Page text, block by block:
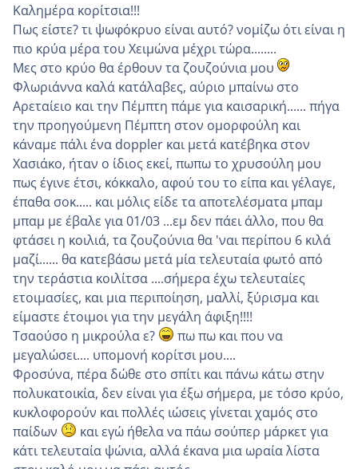
Καλημέρα κορίτσια!!!
Πως είστε? τι ψωφόκρυο είναι αυτό? νομίζω ότι είναι η
πιο κρύα μέρα του Χειμώνα μέχρι τώρα........
Μες στο κρύο θα έρθουν τα ζουζούνια μου
Φλωριάννα καλά κατάλαβες, αύριο μπαίνω στο
Αρεταίειο και την Πέμπτη πάμε για καισαρική...... πήγα
την προηγούμενη Πέμπτη στον ομορφούλη και
κάναμε πάλι ένα doppler και μετά κατέβηκα στον
Χασιάκο, ήταν ο ίδιος εκεί, πωπω το χρυσούλη μου
πως έγινε έτσι, κόκκαλο, αφού του το είπα και γέλαγε,
έπαθα σοκ..... και μόλις είδε τα αποτελέσματα μπαμ
μπαμ με έβαλε για 01/03 ...εμ δεν πάει άλλο, που θα
φτάσει η κοιλιά, τα ζουζούνια θα 'ναι περίπου 6 κιλά
μαζί...... θα κατεβάσω μετά μία τελευταία φωτό από
την τεράστια κοιλίτσα ....σήμερα έχω τελευταίες
ετοιμασίες, και μια περιποίηση, μαλλί, ξύρισμα και
είμαστε έτοιμοι για την μεγάλη άφιξη!!!!
Τσαούσο η μικρούλα ε?
πω πω και που να
μεγαλώσει.... υπομονή κορίτσι μου....
Φροσύνα, πέρα δώθε στο σπίτι και πάνω κάτω στην
πολυκατοικία, δεν είναι για έξω σήμερα, με τόσο κρύο,
κυκλοφορούν και πολλές ιώσεις γίνεται χαμός στο
παίδων
και εγώ ήθελα να πάω σούπερ μάρκετ για
κάτι τελευταία ψώνια, αλλά έκανα μια ωραία λίστα